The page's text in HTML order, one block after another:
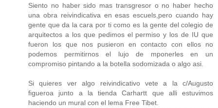
Siento no haber sido mas transgresor o no haber hecho
una obra reivindicativa en esas escuels,pero cuando hay
gente que da la cara por ti como es la gente del colegio de
arquitectos a los que pedimos el permiso y los de IU que
fueron los que nos pusieron en contacto con ellos no
podemos permitirnos el lujo de mponerles en un
compromiso pintando a la botella sodomizada o algo asi.
Si quieres ver algo reivindicativo vete a la c/Augusto
figueroa junto a la tienda Carhartt que alli estuvimos
haciendo un mural con el lema Free Tibet.